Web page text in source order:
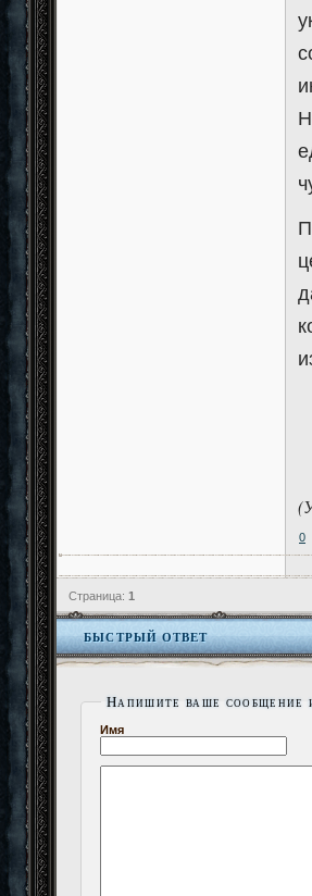
0
Страница: 1
БЫСТРЫЙ ОТВЕТ
Напишите ваше сообщение
Имя